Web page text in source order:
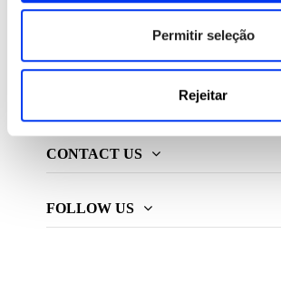
Permitir seleção
Rejeitar
CONTACT US
FOLLOW US